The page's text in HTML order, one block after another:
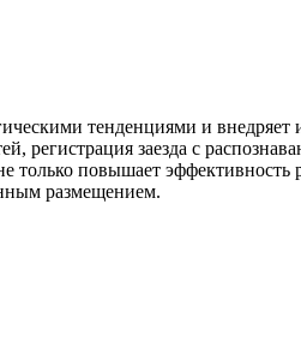
тенденциями и
регистрация заезда с
повышает эффективность
размещением.